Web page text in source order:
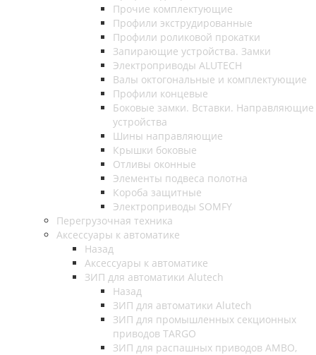
Прочие комплектующие
Профили экструдированные
Профили роликовой прокатки
Запирающие устройства. Замки
Электроприводы ALUTECH
Валы октогональные и комплектующие
Профили концевые
Боковые замки. Вставки. Направляющие
устройства
Шины направляющие
Крышки боковые
Отливы оконные
Элементы подвеса полотна
Короба защитные
Электроприводы SOMFY
Перегрузочная техника
Аксессуары к автоматике
Назад
Аксессуары к автоматике
ЗИП для автоматики Alutech
Назад
ЗИП для автоматики Alutech
ЗИП для промышленных секционных
приводов TARGO
ЗИП для распашных приводов AMBO,